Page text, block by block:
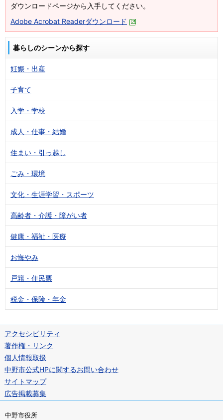
ダウンロードページから入手してください。
Adobe Acrobat Readerダウンロード
暮らしのシーンから探す
妊娠・出産
子育て
入学・学校
成人・仕事・結婚
住まい・引っ越し
ごみ・環境
文化・生涯学習・スポーツ
高齢者・介護・障がい者
健康・福祉・医療
お悔やみ
戸籍・住民票
税金・保険・年金
アクセシビリティ
著作権・リンク
個人情報取扱
中野市公式HPに関するお問い合わせ
サイトマップ
広告掲載募集
中野市役所